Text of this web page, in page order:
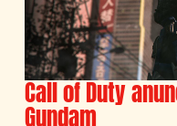
Call of Duty
Gundam